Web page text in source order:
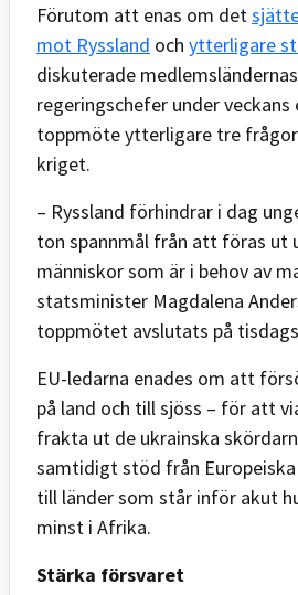
Förutom att enas om det
mot Ryssland och ytterligare
diskuterade
regeringschefer under
toppmöte ytterligare tre
kriget.
– Ryssland förhindrar i dag
ton spannmål från att föras ut
människor som är i behov av
statsminister Magdalena
toppmötet avslutats på
EU-ledarna enades om att
på land och till sjöss – för att
frakta ut de ukrainska
samtidigt stöd från
till länder som står inför akut
minst i Afrika.
Stärka försvaret